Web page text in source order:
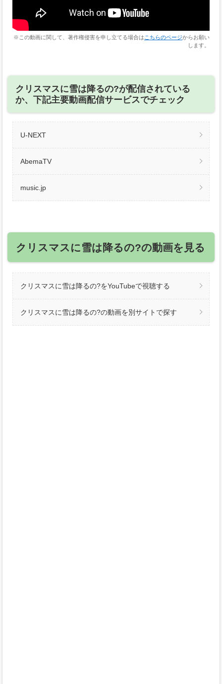
※この動画に関して、著作権侵害を申し立てる場合は こちらのページからお願い
します。
クリスマスに雪は降るの?が配信されている
か、下記主要動画配信サービスでチェック
U-NEXT
AbemaTV
music.jp
クリスマスに雪は降るの?の動画を見る
クリスマスに雪は降るの?をYouTubeで視聴する
クリスマスに雪は降るの?の動画を別サイトで探す